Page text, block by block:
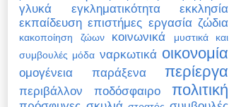
γλυκά εγκληματικότητα
εκκλησία
εκπαίδευση επιστήμες εργασία ζώδια
κακοποίηση ζώων κοινωνικά
μυστικά και
συμβουλές μόδα ναρκωτικά οικονομία
ομογένεια παράξενα περίεργα
περιβάλλον ποδόσφαιρο πολιτική